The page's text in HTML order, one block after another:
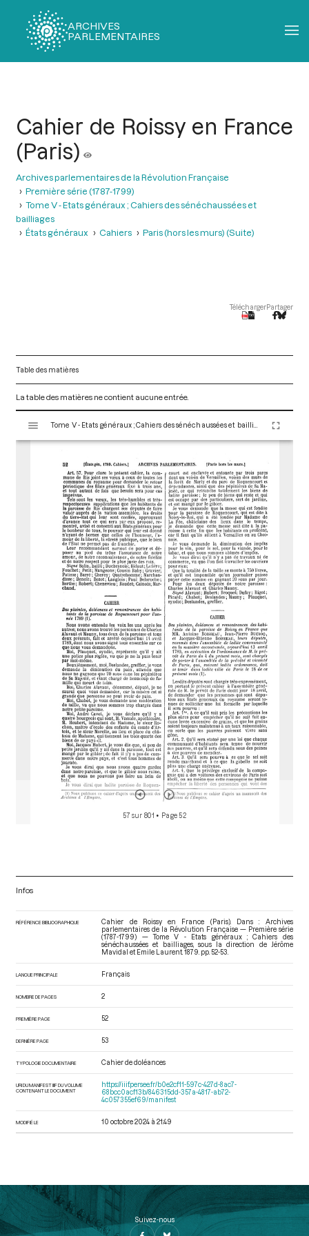
ARCHIVES
PARLEMENTAIRES
Cahier de Roissy en France
(Paris)
Archives parlementaires de la Révolution Française
Première série (1787-1799)
Tome V - Etats généraux ; Cahiers des sénéchaussées et
bailliages
États généraux
Cahiers Paris (hors les murs) (Suite)
TéléchargerPartager
Table des matières
La table des matières ne contient aucune entrée.
s
57 sur 801 • Page 52
Infos
RÉFÉRENCE BIBLIOGRAPHIQUE
Cahier de Roissy en France (Paris). Dans : Archives
parlementaires de la Révolution Française — Première série
(1787-1799) — Tome V - Etats généraux ; Cahiers des
sénéchaussées et bailliages, sous la direction de Jérôme
Mavidal et Emile Laurent. 1879. pp. 52-53.
LANGUE PRINCIPALE Français
NOMBRE DE PAGES 2
PREMIÈRE PAGE 52
DERNIÈRE PAGE 53
TYPOLOGIE DOCUMENTAIRE Cahier de doléances
URI DU MANIFEST IIIF DU VOLUME
CONTENANT LE DOCUMENT
https://iiif.persee.fr/b0e2cf11-597c-427d-8ac7-
68bcc0acf13b/846315dd-357a-4817-ab72-
4c057355ef69/manifest
MODIFIÉ LE 10 octobre 2024 à 21:49
Suivez-nous